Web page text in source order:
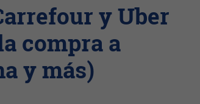
y Uber
compra a
y más)